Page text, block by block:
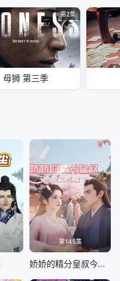
第2集
母狮 第三季
第145集
娇娇的精分皇叔今天又吃醋了